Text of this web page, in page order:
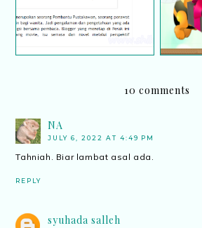
10 comments
NA
JULY 6, 2022 AT 4:49 PM
Tahniah. Biar lambat asal ada.
REPLY
syuhada salleh